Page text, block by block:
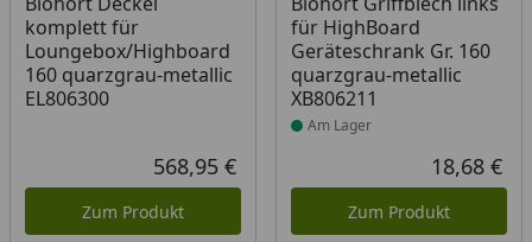
komplett für
Loungebox/Highboard
160 quarzgrau-metallic
EL806300
Aktueller Preis
568,95 €
Zum Produkt
für HighBoard
Geräteschrank Gr. 160
quarzgrau-metallic
XB806211
Am Lager
18,68 €
Zum Produkt